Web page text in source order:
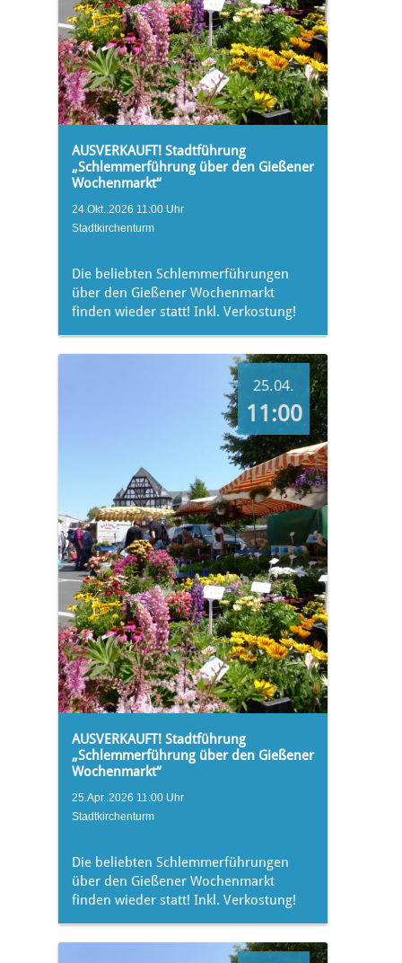
AUSVERKAUFT! Stadtführung
„Schlemmerführung über den Gießener
Wochenmarkt“
24.Okt..2026 11:00 Uhr
Stadtkirchenturm
Die beliebten Schlemmerführungen
über den Gießener Wochenmarkt
finden wieder statt! Inkl. Verkostung!
25.04.
11:00
AUSVERKAUFT! Stadtführung
„Schlemmerführung über den Gießener
Wochenmarkt“
25.Apr..2026 11:00 Uhr
Stadtkirchenturm
Die beliebten Schlemmerführungen
über den Gießener Wochenmarkt
finden wieder statt! Inkl. Verkostung!